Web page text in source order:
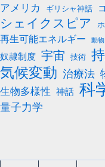
アメリカ ギリシャ神話
シェイクスピア
再生可能エネルギー
動物
奴隷制度 宇宙 技術
気候変動 治療法
生物多様性 神話 科
量子力学